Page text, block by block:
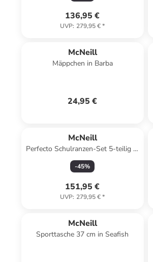
136,95 €
UVP: 279,95 €*
McNeill
Mäppchen in Barba
24,95 €
McNeill
Perfecto Schulranzen-Set 5-teilig in
Stitch
-45%
151,95 €
UVP: 279,95 €*
McNeill
Sporttasche 37 cm in Seafish